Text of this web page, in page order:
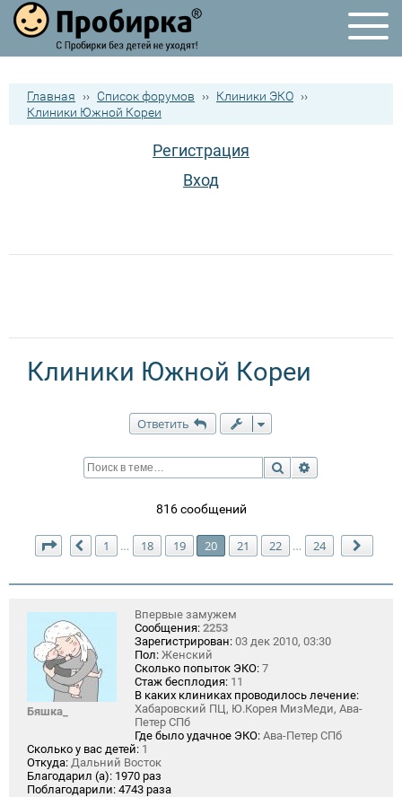
Главная ›› Список форумов ›› Клиники ЭКО ››
Клиники Южной Кореи
Регистрация
Вход
Клиники Южной Кореи
Ответить
Поиск
816 сообщений
Страница 20 из24
Пред.
1 … 18 19 20 21 22 … 24
Бяшка_
Впервые замужем
Сообщения: 2253
Зарегистрирован: 03 дек 2010, 03:30
Пол: Женский
Сколько попыток ЭКО: 7
Стаж бесплодия: 11
В каких клиниках проводилось лечение:
Хабаровский ПЦ, Ю.Корея МизМеди, Ава-
Петер СПб
Где было удачное ЭКО: Ава-Петер СПб
Сколько у вас детей: 1
Откуда: Дальний Восток
Благодарил (а): 1970 раз
Поблагодарили: 4743 раза